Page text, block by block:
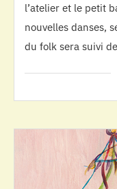
l’atelier et le petit
nouvelles danses,
du folk sera suivi